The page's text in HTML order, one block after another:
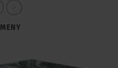
MENY